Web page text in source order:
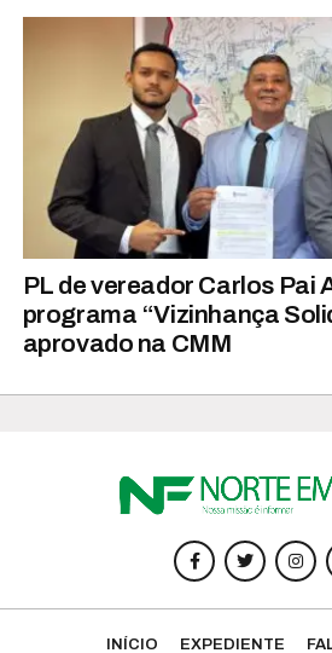
PL de vereador Carlos Pai
programa “Vizinhança
aprovado na CMM
INÍCIO EXPEDIENTE